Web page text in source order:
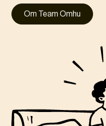
Om Team Omhu
Om Team Omhu